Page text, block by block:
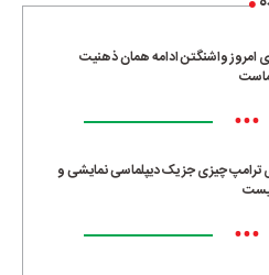
امروز واشنگتن ادامه همان ذهنیت
•••
چیزی جز یک دیپلماسی نمایشی و
•••